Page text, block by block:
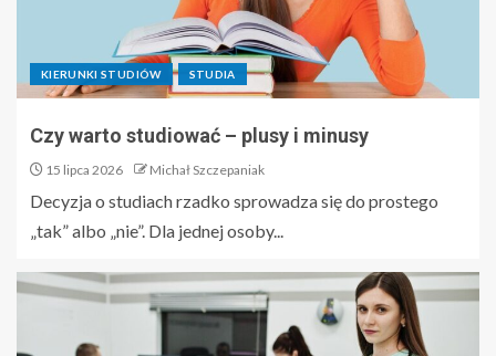
KIERUNKI STUDIÓW STUDIA
Czy warto studiować – plusy i minusy
15 lipca 2026 Michał Szczepaniak
Decyzja o studiach rzadko sprowadza się do prostego
„tak” albo „nie”. Dla jednej osoby...